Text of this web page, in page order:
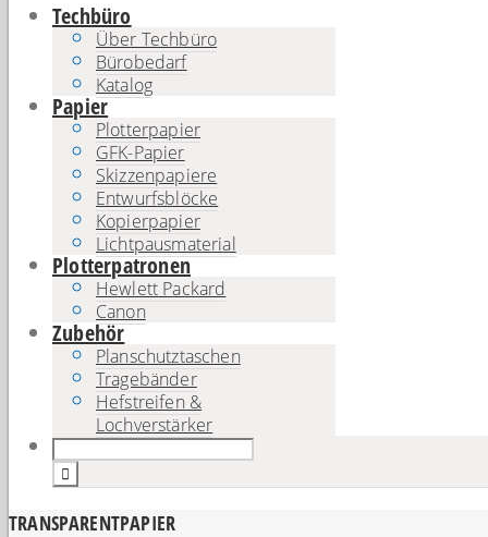
Techbüro
Über Techbüro
Bürobedarf
Katalog
Papier
Plotterpapier
GFK-Papier
Skizzenpapiere
Entwurfsblöcke
Kopierpapier
Lichtpausmaterial
Plotterpatronen
Hewlett Packard
Canon
Zubehör
Planschutztaschen
Tragebänder
Hefstreifen &
Lochverstärker
TRANSPARENTPAPIER